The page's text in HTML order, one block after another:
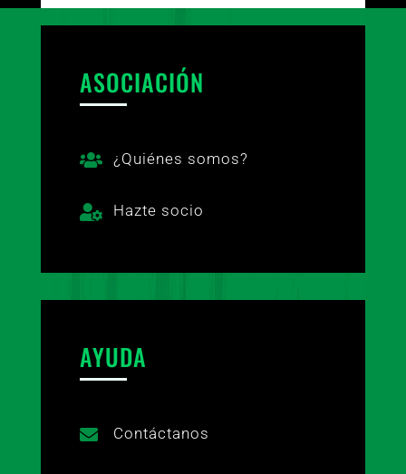
ASOCIACIÓN
 ¿Quiénes somos?
 Hazte socio
AYUDA
 Contáctanos